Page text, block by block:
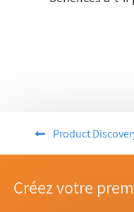
Product
Créez votre